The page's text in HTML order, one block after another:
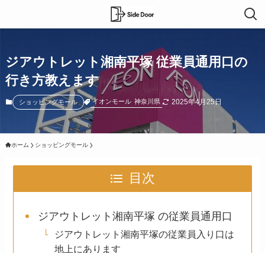
ジアウトレット湘南平塚 従業員通用口の
行き方教えます
ショッピングモール イオンモール 神奈川県 2025年4月25日
ホーム ショッピングモール
目次
ジアウトレット湘南平塚 の従業員通用口
ジアウトレット湘南平塚の従業員入り口は
地上にあります